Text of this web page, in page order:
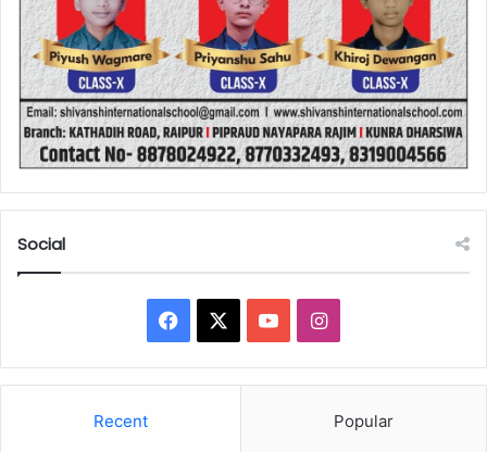
Social
Facebook YouTubeInstagram
Recent Popular